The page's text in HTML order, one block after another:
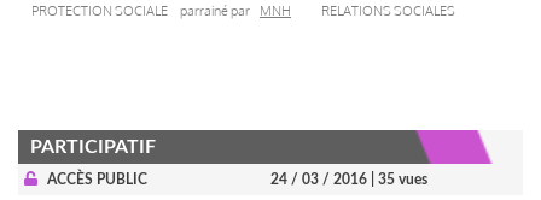
PROTECTION SOCIALE parrainé par MNH RELATIONS SOCIALES
PARTICIPATIF
ACCÈS PUBLIC 24 / 03 / 2016 | 35 vues